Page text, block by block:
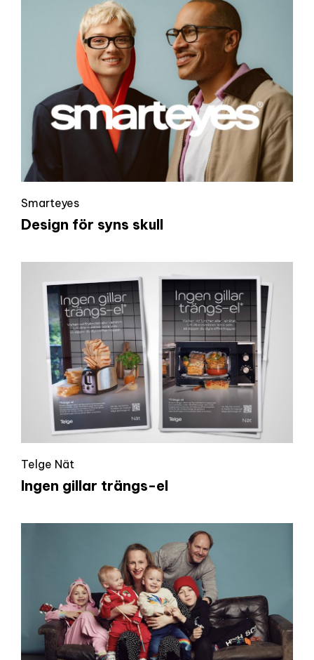
Smarteyes
Design för syns skull
Telge Nät
Ingen gillar trängs-el